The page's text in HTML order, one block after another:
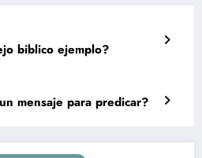
biblico ejemplo?
mensaje para predicar?